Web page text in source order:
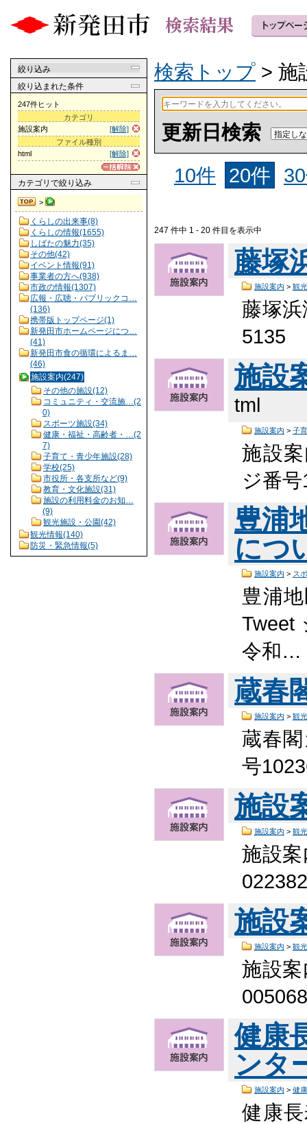
絞り込み
絞り込まれた条件
247件ヒット
カテゴリ
[解除]
施設案内
ファイル種別
[解除]
html
カテゴリ で絞り込み
>
くらしの出来事(8)
くらしの情報(1655)
しばたの魅力(35)
その他(42)
イベント情報(91)
事業者の方へ(938)
市政の情報(1307)
広報・広聴・パブリックコ…
(136)
携帯版トップページ(1)
新発田市ホームページにつ…
(41)
新発田市食の循環によるま…
(46)
施設案内(247)
その他の施設(12)
コミュニティ・交流施…(2
0)
スポーツ施設(34)
健康・福祉・高齢者・…(2
7)
子育て・青少年施設(28)
学校(25)
市役所・各支所など(9)
教育・文化施設(31)
施設の利用料金のお知…
(9)
観光施設・公園(42)
観光情報(140)
防災・緊急情報(5)
検索トップ > 施
更新日検索
10件
20件
247 件中 1 - 20 件目を表示中
藤塚
施設案内 > 観
藤塚
5135
施設
tml
施設案内 > 子
施設
ジ番
豊浦
につ
施設案内 > ス
豊浦
令和…
蔵春
施設案内 > 観
蔵春
号
施設
施設案内 > 観
施設
施設
施設案内 > 観
施設
健康
ンタ
施設案内 > 健
健康